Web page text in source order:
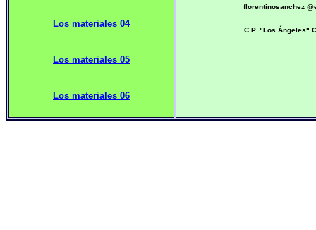
Los materiales 04
Los materiales 05
Los materiales 06
florentinosanchez
C.P. "Los Ángeles"